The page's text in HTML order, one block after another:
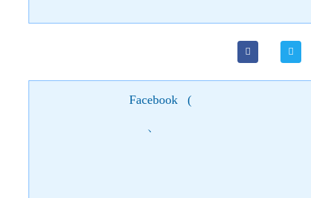
Facebook (
)